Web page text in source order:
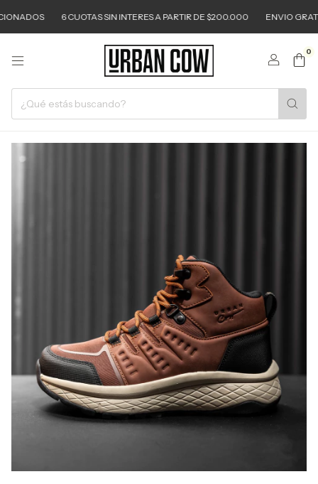
6 CUOTAS SIN INTERES A PARTIR DE $200.000 ENVIO GRATIS A
0